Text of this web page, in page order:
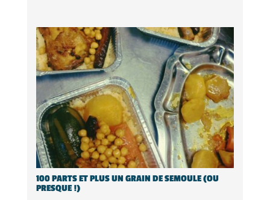
100 PARTS ET PLUS UN GRAIN DE SEMOULE (OU
PRESQUE !)